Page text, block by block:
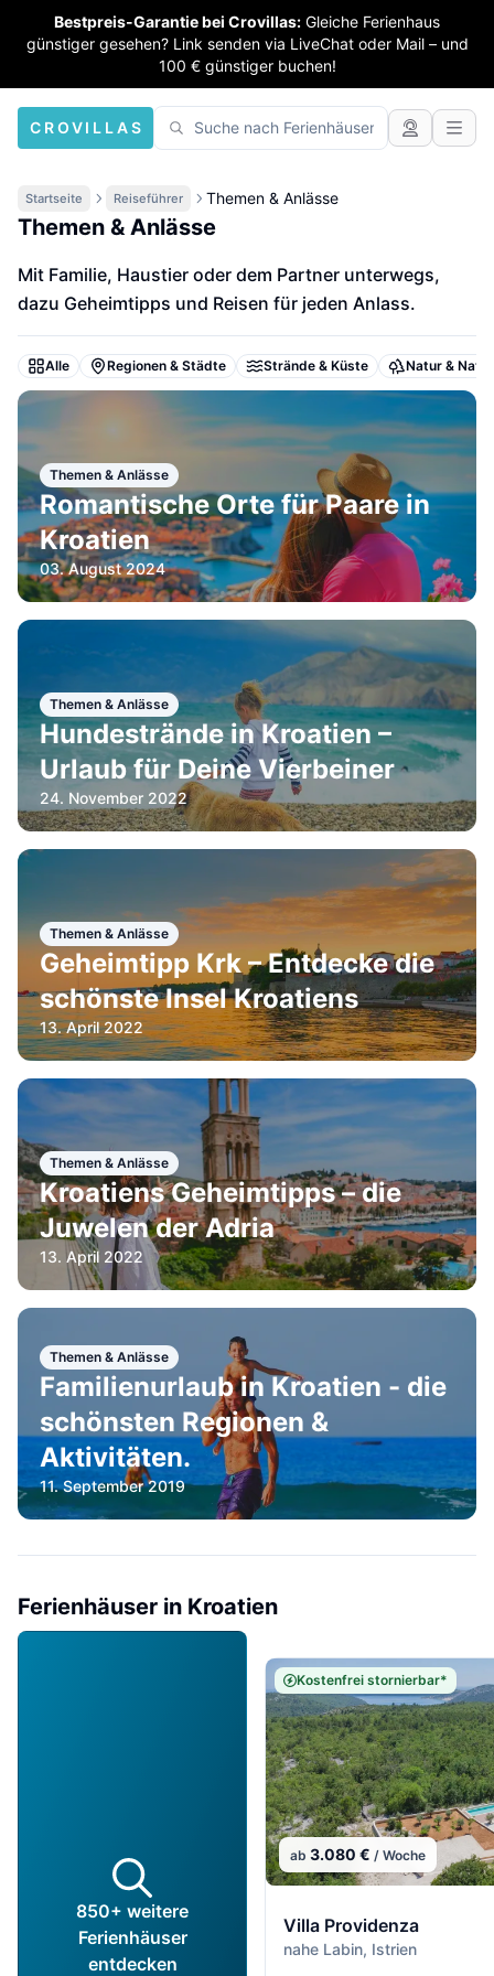
Bestpreis-Garantie bei Crovillas: Gleiche Ferienhaus
günstiger gesehen? Link senden via LiveChat oder Mail – und
100 € günstiger buchen!
CROVILLAS
Startseite Reiseführer Themen & Anlässe
Themen & Anlässe
Mit Familie, Haustier oder dem Partner unterwegs,
dazu Geheimtipps und Reisen für jeden Anlass.
Alle Regionen & Städte Strände & Küste Natur &
Themen & Anlässe
Romantische Orte für Paare in
Kroatien
03. August 2024
Themen & Anlässe
Hundestrände in Kroatien –
Urlaub für Deine Vierbeiner
24. November 2022
Themen & Anlässe
Geheimtipp Krk – Entdecke die
schönste Insel Kroatiens
13. April 2022
Themen & Anlässe
Kroatiens Geheimtipps – die
Juwelen der Adria
13. April 2022
Themen & Anlässe
Familienurlaub in Kroatien - die
schönsten Regionen &
Aktivitäten.
11. September 2019
Ferienhäuser in Kroatien
850+ weitere
Ferienhäuser
entdecken
Kostenfrei stornierbar*
ab 3.080 € / Woche
Villa Providenza
nahe Labin, Istrien